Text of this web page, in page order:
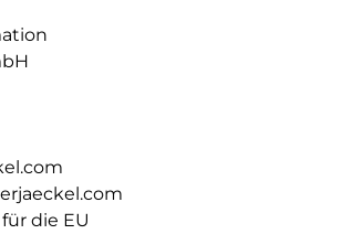
die EU